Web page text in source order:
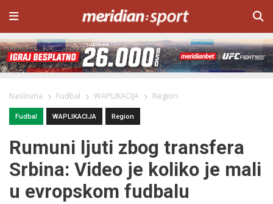
Naslovna Fudbal WAPLIKACIJA Region
Fudbal WAPLIKACIJA Region
Rumuni ljuti zbog transfera
Srbina: Video je koliko je mali
u evropskom fudbalu